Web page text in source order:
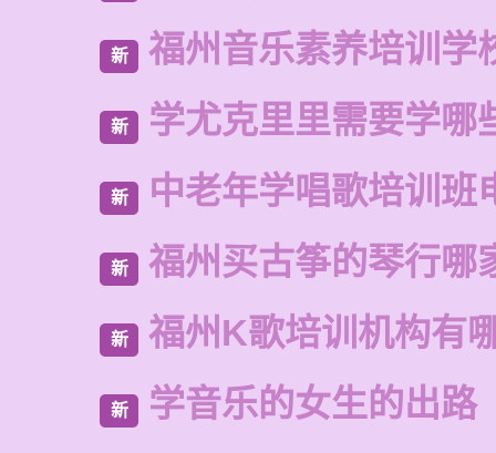
新 福州音乐素养培训学
新 学尤克里里需要学哪
新 中老年学唱歌培训班
新 福州买古筝的琴行哪
新 福州K歌培训机构有
新 学音乐的女生的出路